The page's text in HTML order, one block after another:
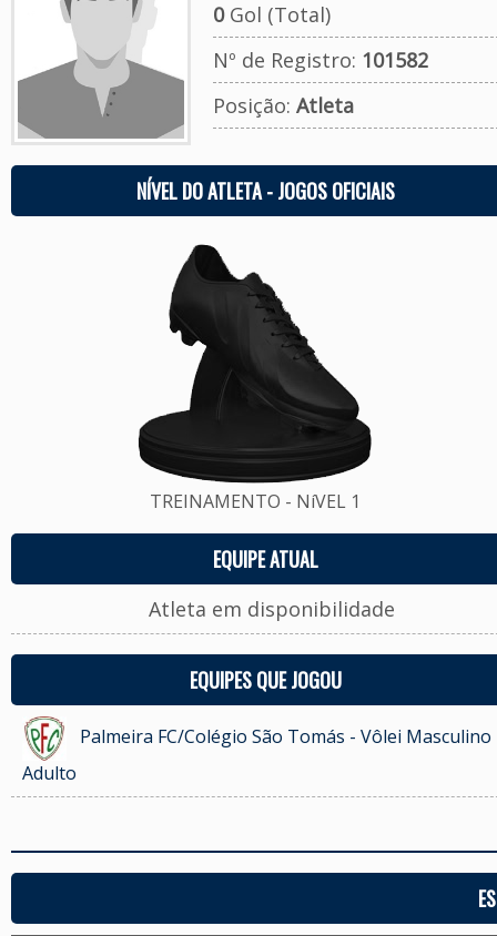
0Gol (Total)
Nº de Registro: 101582
Posição: Atleta
NÍVEL DO ATLETA - JOGOS OFICIAIS
TREINAMENTO - NíVEL 1
EQUIPE ATUAL
Atleta em disponibilidade
EQUIPES QUE JOGOU
Palmeira FC/Colégio São Tomás - Vôlei Masculino
Adulto